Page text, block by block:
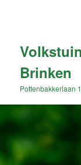
inhoud
Brinken
Pottenbakkerlaan